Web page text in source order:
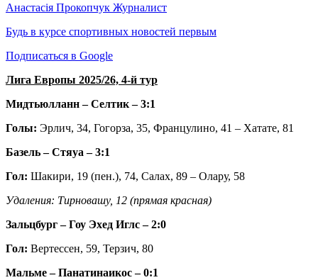
Анастасія Прокопчук Журналист
Будь в курсе спортивных новостей первым
Подписаться в Google
Лига Европы 2025/26, 4-й тур
Мидтьюлланн – Селтик – 3:1
Голы: Эрлич, 34, Гогорза, 35, Францулино, 41 – Хатате, 81
Базель – Стяуа – 3:1
Гол: Шакири, 19 (пен.), 74, Салах, 89 – Олару, 58
Удаления: Тирновашу, 12 (прямая красная)
Зальцбург – Гоу Эхед Иглс – 2:0
Гол: Вертессен, 59, Терзич, 80
Мальме – Панатинаикос – 0:1